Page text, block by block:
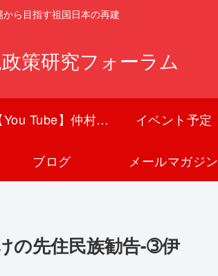
から目指す祖国日本の再建
策研究フォーラム
【You Tube】仲村覚チャンネル イベント予定
ブログ メールマガジン
の先住民族勧告-➂伊